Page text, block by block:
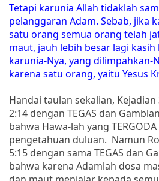
Tetapi karunia Allah tidaklah
pelanggaran Adam. Sebab, jika
satu orang semua orang telah
maut, jauh lebih besar lagi
karunia-Nya, yang dilimpahkan-
karena satu orang, yaitu Yesus
Handai taulan sekalian,
2:14 dengan TEGAS dan
bahwa Hawa-lah yang
pengetahuan duluan. Namun
5:15 dengan sama TEGAS dan
bahwa karena Adamlah dosa